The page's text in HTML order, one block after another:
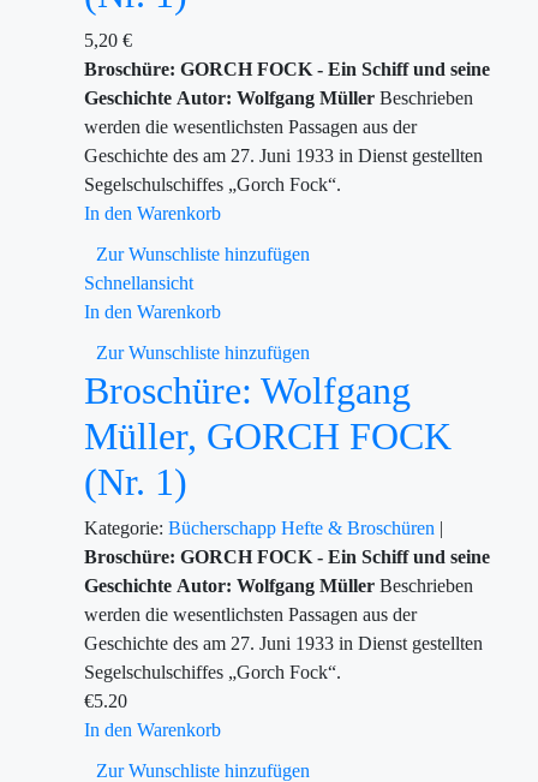
5,20 €
Broschüre: GORCH FOCK - Ein Schiff und seine
Geschichte Autor: Wolfgang Müller Beschrieben
werden die wesentlichsten Passagen aus der
Geschichte des am 27. Juni 1933 in Dienst gestellten
Segelschulschiffes „Gorch Fock“.
In den Warenkorb
Zur Wunschliste hinzufügen
Schnellansicht
In den Warenkorb
Zur Wunschliste hinzufügen
Broschüre: Wolfgang
Müller, GORCH FOCK
(Nr. 1)
Kategorie: Bücherschapp Hefte & Broschüren |
Broschüre: GORCH FOCK - Ein Schiff und seine
Geschichte Autor: Wolfgang Müller Beschrieben
werden die wesentlichsten Passagen aus der
Geschichte des am 27. Juni 1933 in Dienst gestellten
Segelschulschiffes „Gorch Fock“.
€5.20
In den Warenkorb
Zur Wunschliste hinzufügen